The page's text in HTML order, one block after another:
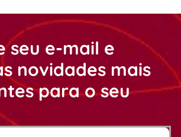
seu e-mail e
novidades mais
para o seu